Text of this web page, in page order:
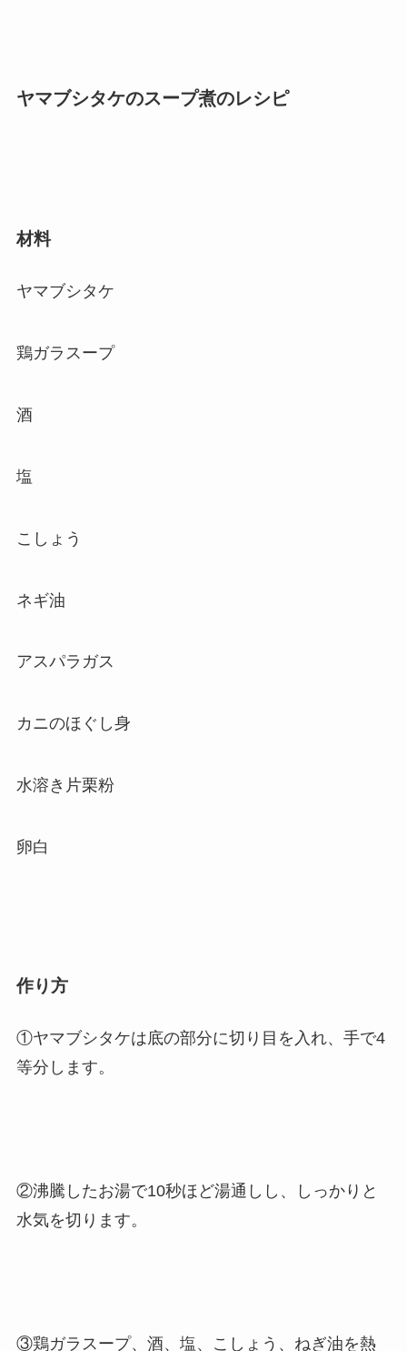
ヤマブシタケのスープ煮のレシピ
材料
ヤマブシタケ
鶏ガラスープ
酒
塩
こしょう
ネギ油
アスパラガス
カニのほぐし身
水溶き片栗粉
卵白
作り方
①ヤマブシタケは底の部分に切り目を入れ、手で4
等分します。
②沸騰したお湯で10秒ほど湯通しし、しっかりと
水気を切ります。
③鶏ガラスープ、酒、塩、こしょう、ねぎ油を熱